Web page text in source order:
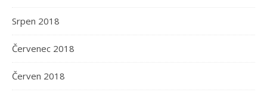
Srpen 2018
Červenec 2018
Červen 2018